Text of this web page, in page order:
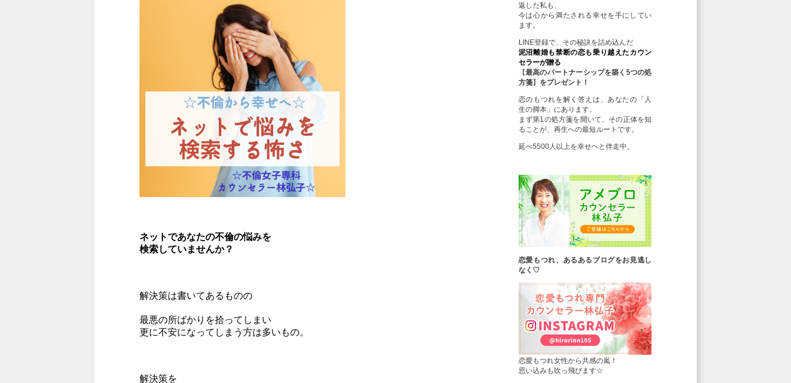
ネットであなたの不倫の悩みを
検索していませんか？
解決策は書いてあるものの
最悪の所ばかりを拾ってしまい
更に不安になってしまう方は多いもの。
解決策を
返した私も、
今は心から満たされる幸せを手にしてい
ます。
LINE登録で、その秘訣を詰め込んだ
泥沼離婚も禁断の恋も乗り越えたカウン
セラーが贈る
【最高のパートナーシップを築く5つの処
方箋】 をプレゼント！
恋のもつれを解く答えは、あなたの「人
生の脚本」にあります。
まず第1の処方箋を開いて、その正体を知
ることが、再生への最短ルートです。
延べ5500人以上を幸せヘと伴走中。
恋愛もつれ、あるあるブログをお見逃し
なく♡
恋愛もつれ女性から共感の嵐！
思い込みも吹っ飛びます☆